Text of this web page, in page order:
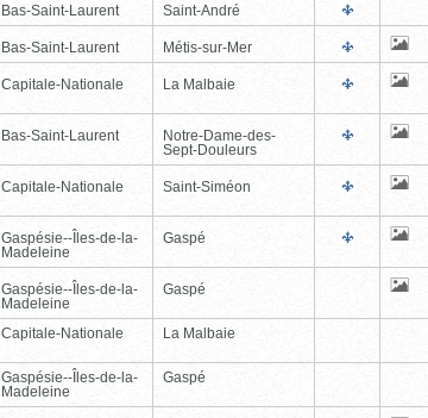
Bas-Saint-Laurent Saint-André
Bas-Saint-Laurent Métis-sur-Mer
Capitale-Nationale La Malbaie
Bas-Saint-Laurent
Notre-Dame-des-
Sept-Douleurs
Capitale-Nationale Saint-Siméon
Gaspésie--Îles-de-la-
Madeleine
Gaspé
Gaspésie--Îles-de-la-
Madeleine
Gaspé
Capitale-Nationale La Malbaie
Gaspésie--Îles-de-la-
Madeleine
Gaspé